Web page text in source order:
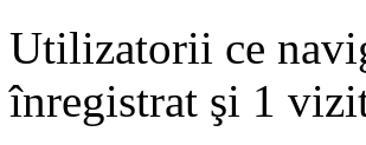
Utilizatorii ce
înregistrat şi 1